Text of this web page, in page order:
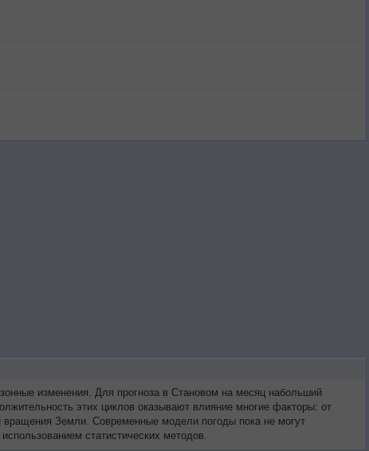
изменения. Для прогноза в Становом на месяц набольший
этих циклов оказывают влияние многие факторы: от
вращения Земли. Современные модели погоды пока не могут
статистических методов.